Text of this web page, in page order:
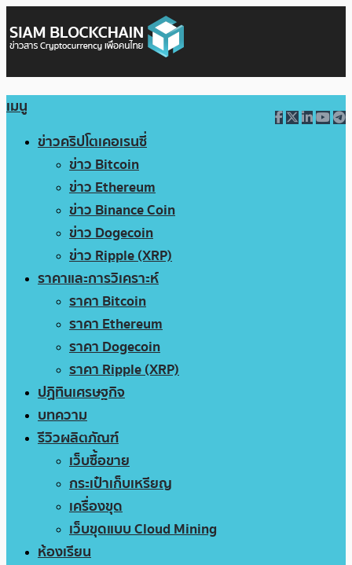
เมนู
ข่าวคริปโตเคอเรนซี่
ข่าว Bitcoin
ข่าว Ethereum
ข่าว Binance Coin
ข่าว Dogecoin
ข่าว Ripple (XRP)
ราคาและการวิเคราะห์
ราคา Bitcoin
ราคา Ethereum
ราคา Dogecoin
ราคา Ripple (XRP)
ปฏิทินเศรษฐกิจ
บทความ
รีวิวผลิตภัณฑ์
เว็บซื้อขาย
กระเป๋าเก็บเหรียญ
เครื่องขุด
เว็บขุดแบบ Cloud Mining
ห้องเรียน